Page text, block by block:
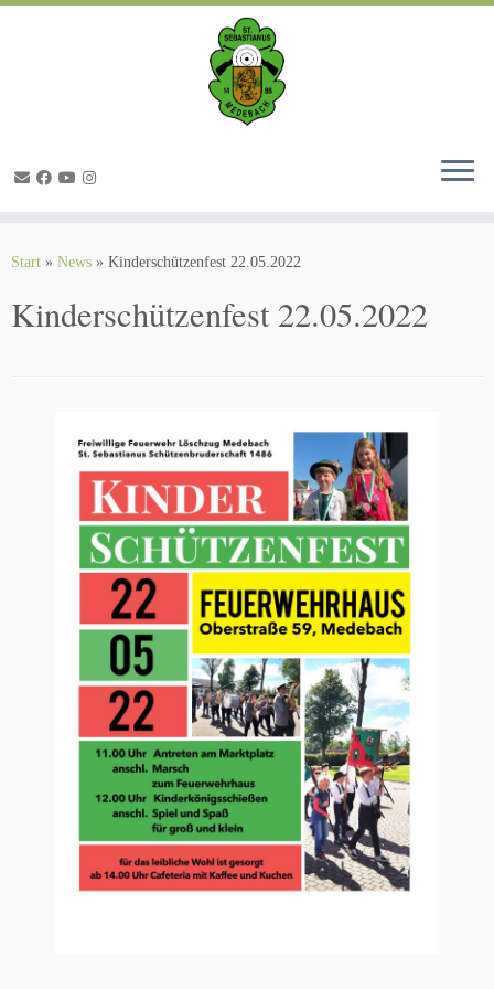
Zum
Start » News » Kinderschützenfest 22.05.2022
Kinderschützenfest 22.05.2022